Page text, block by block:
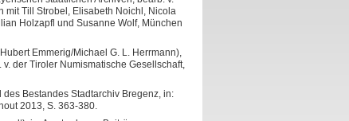
mit Till Strobel, Elisabeth Noichl, Nicola
Holzapfl und Susanne Wolf, München
Emmerig/Michael G. L. Herrmann),
der Tiroler Numismatische Gesellschaft,
Bestandes Stadtarchiv Bregenz, in:
2013, S. 363-380.